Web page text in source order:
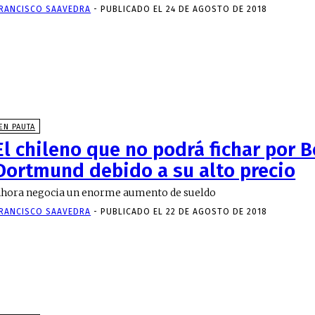
SAAVEDRA - PUBLICADO EL 24 DE AGOSTO DE 2018
EN PAUTA
chileno que no podrá fichar por
debido a su alto precio
negocia un enorme aumento de sueldo
SAAVEDRA - PUBLICADO EL 22 DE AGOSTO DE 2018